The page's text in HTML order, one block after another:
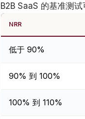
B2B SaaS 的基准测试
NRR
低于 90%
90% 到 100%
100% 到 110%